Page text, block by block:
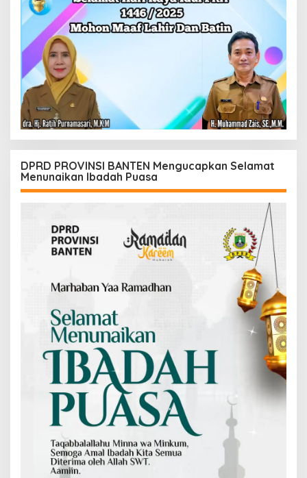
DPRD PROVINSI BANTEN Mengucapkan Selamat
Menunaikan Ibadah Puasa